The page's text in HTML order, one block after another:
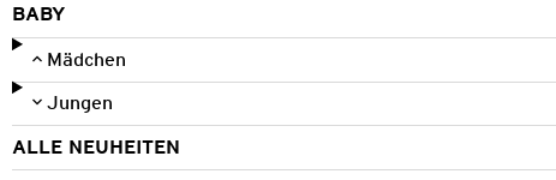
BABY
Mädchen
Jungen
ALLE NEUHEITEN